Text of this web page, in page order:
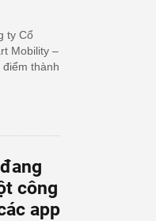
ty Cổ
Mobility –
thành
công
app